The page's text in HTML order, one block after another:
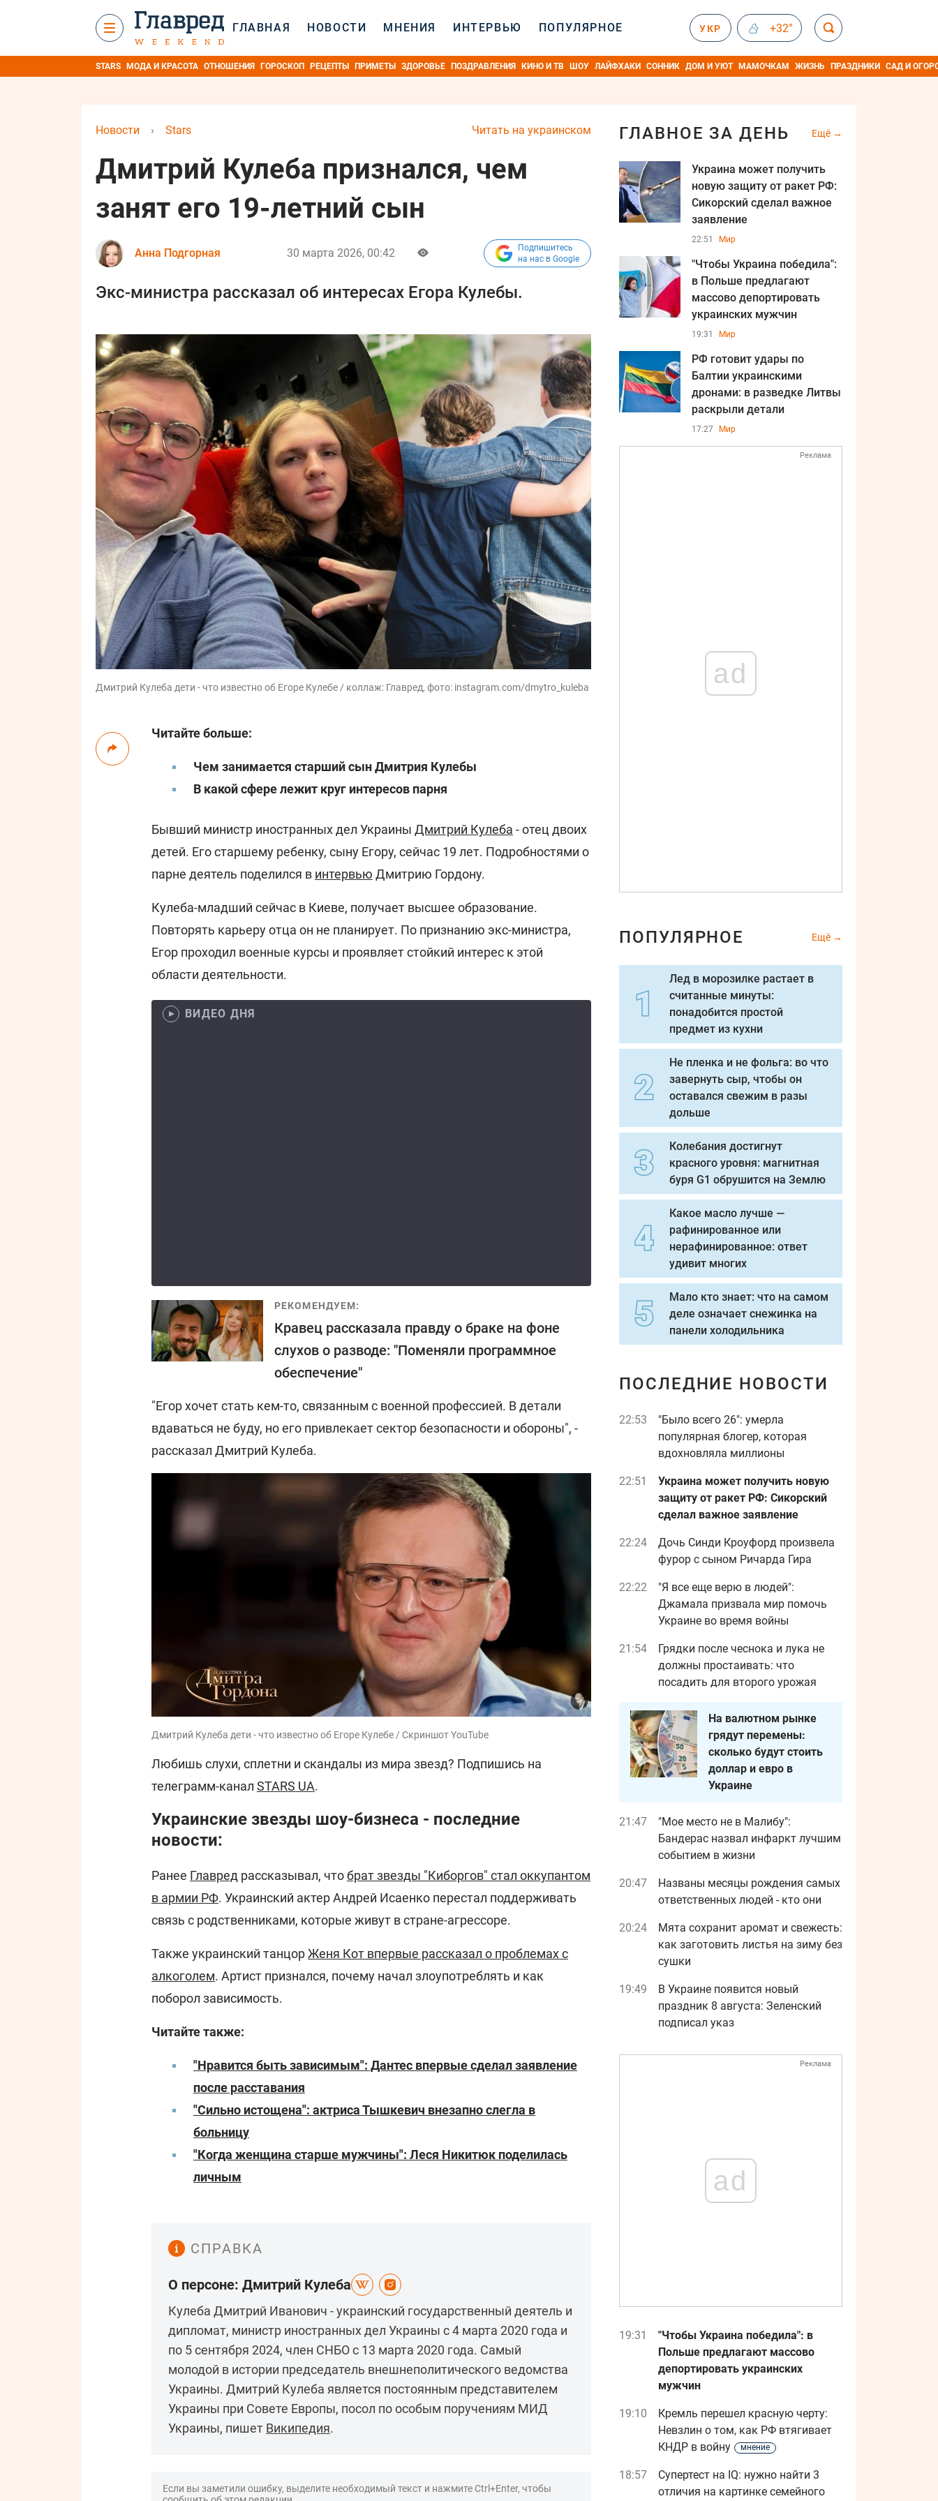
ГЛАВНАЯ НОВОСТИ МНЕНИЯ ИНТЕРВЬЮ ПОПУЛЯРНОЕ УКР +32°
STARS МОДА И КРАСОТА ОТНОШЕНИЯ ГОРОСКОП РЕЦЕПТЫ ПРИМЕТЫ ЗДОРОВЬЕ ПОЗДРАВЛЕНИЯ КИНО И ТВ ШОУ ЛАЙФХАКИ СОННИК ДОМ И УЮТ МАМОЧКАМ ЖИЗНЬ ПРАЗДНИКИ САД И
Читать на украинском
Новости › Stars
Дмитрий Кулеба признался, чем
занят его 19-летний сын
Анна Подгорная 30 марта 2026, 00:42
Подпишитесь
на нас в Google
Экс-министра рассказал об интересах Егора Кулебы.
Дмитрий Кулеба дети - что известно об Егоре Кулебе / коллаж: Главред, фото: instagram.com/dmytro_kuleba
Читайте больше:
Чем занимается старший сын Дмитрия Кулебы
В какой сфере лежит круг интересов парня
Бывший министр иностранных дел Украины Дмитрий Кулеба - отец двоих
детей. Его старшему ребенку, сыну Егору, сейчас 19 лет. Подробностями о
парне деятель поделился в интервью Дмитрию Гордону.
Кулеба-младший сейчас в Киеве, получает высшее образование.
Повторять карьеру отца он не планирует. По признанию экс-министра,
Егор проходил военные курсы и проявляет стойкий интерес к этой
области деятельности.
ВИДЕО ДНЯ
РЕКОМЕНДУЕМ:
Кравец рассказала правду о браке на фоне
слухов о разводе: "Поменяли программное
обеспечение"
"Егор хочет стать кем-то, связанным с военной профессией. В детали
вдаваться не буду, но его привлекает сектор безопасности и обороны", -
рассказал Дмитрий Кулеба.
Дмитрий Кулеба дети - что известно об Егоре Кулебе / Скриншот YouTube
Любишь слухи, сплетни и скандалы из мира звезд? Подпишись на
телеграмм-канал STARS UA.
Украинские звезды шоу-бизнеса - последние
новости:
Ранее Главред рассказывал, чтобрат звезды "Киборгов" стал оккупантом
в армии РФ. Украинский актер Андрей Исаенко перестал поддерживать
связь с родственниками, которые живут в стране-агрессоре.
Также украинский танцорЖеня Кот впервые рассказал о проблемах с
алкоголем. Артист признался, почему начал злоупотреблять и как
поборол зависимость.
Читайте также:
"Нравится быть зависимым": Дантес впервые сделал заявление
после расставания
"Сильно истощена": актриса Тышкевич внезапно слегла в
больницу
"Когда женщина старше мужчины": Леся Никитюк поделилась
личным
СПРАВКА
О персоне: Дмитрий Кулеба
Кулеба Дмитрий Иванович - украинский государственный деятель и
дипломат, министр иностранных дел Украины с 4 марта 2020 года и
по 5 сентября 2024, член СНБО с 13 марта 2020 года. Самый
молодой в истории председатель внешнеполитического ведомства
Украины. Дмитрий Кулеба является постоянным представителем
Украины при Совете Европы, посол по особым поручениям МИД
Украины, пишет Википедия.
Если вы заметили ошибку, выделите необходимый текст и нажмите Ctrl+Enter, чтобы
ГЛАВНОЕ ЗА ДЕНЬ Ещё
Украина может получить
новую защиту от ракет РФ:
Сикорский сделал важное
заявление
22:51 Мир
"Чтобы Украина победила":
в Польше предлагают
массово депортировать
украинских мужчин
19:31 Мир
РФ готовит удары по
Балтии украинскими
дронами: в разведке Литвы
раскрыли детали
17:27 Мир
Реклама
ad
ПОПУЛЯРНОЕ Ещё
Лед в морозилке растает в
считанные минуты:
понадобится простой
предмет из кухни
Не пленка и не фольга: во что
завернуть сыр, чтобы он
оставался свежим в разы
дольше
Колебания достигнут
красного уровня: магнитная
буря G1 обрушится на Землю
Какое масло лучше —
рафинированное или
нерафинированное: ответ
удивит многих
Мало кто знает: что на самом
деле означает снежинка на
панели холодильника
ПОСЛЕДНИЕ НОВОСТИ
22:53
"Было всего 26": умерла
популярная блогер, которая
вдохновляла миллионы
22:51
Украина может получить новую
защиту от ракет РФ: Сикорский
сделал важное заявление
22:24
Дочь Синди Кроуфорд произвела
фурор с сыном Ричарда Гира
22:22
"Я все еще верю в людей":
Джамала призвала мир помочь
Украине во время войны
21:54
Грядки после чеснока и лука не
должны простаивать: что
посадить для второго урожая
На валютном рынке
грядут перемены:
сколько будут стоить
доллар и евро в
Украине
21:47
"Мое место не в Малибу":
Бандерас назвал инфаркт лучшим
событием в жизни
20:47
Названы месяцы рождения самых
ответственных людей - кто они
20:24
Мята сохранит аромат и свежесть:
как заготовить листья на зиму без
сушки
19:49
В Украине появится новый
праздник 8 августа: Зеленский
подписал указ
Реклама
ad
19:31
"Чтобы Украина победила": в
Польше предлагают массово
депортировать украинских
мужчин
19:10
Кремль перешел красную черту:
Невзлин о том, как РФ втягивает
КНДР в войну
мнение
18:57
Супертест на IQ: нужно найти 3
отличия на картинке семейного